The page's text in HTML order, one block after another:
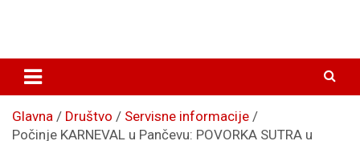
Glavna Društvo
Servisne informacije
Počinje KARNEVAL u Pančevu: POVORKA SUTRA u